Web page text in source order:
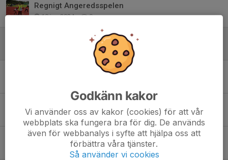
Regnigt Angeredsspelen
10 jun 2024 0
PFF:are på Göteborgsvarvet
0
5 feb 2024 0
KLUBBTÄVLING
19 jan 2024 0
Godkänn kakor
Vi använder oss av kakor (cookies) för att vår
webbplats ska fungera bra för dig. De används
även för webbanalys i syfte att hjälpa oss att
förbättra våra tjänster.
Så använder vi cookies